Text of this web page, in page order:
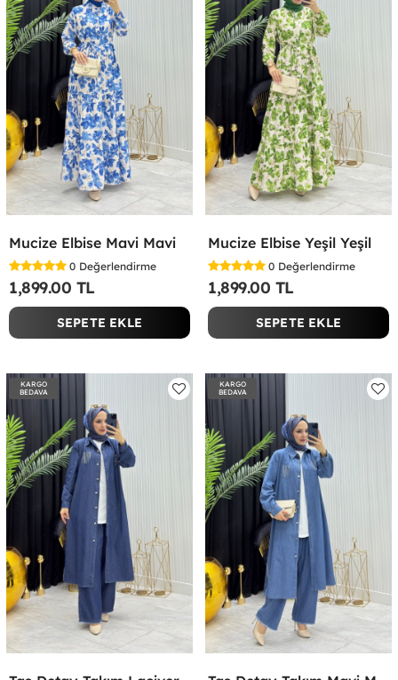
Mucize Elbise Mavi Mavi
0 Değerlendirme
1,899.00 TL
SEPETE EKLE
Mucize Elbise Yeşil Yeşil
0 Değerlendirme
1,899.00 TL
SEPETE EKLE
KARGO
BEDAVA
KARGO
BEDAVA